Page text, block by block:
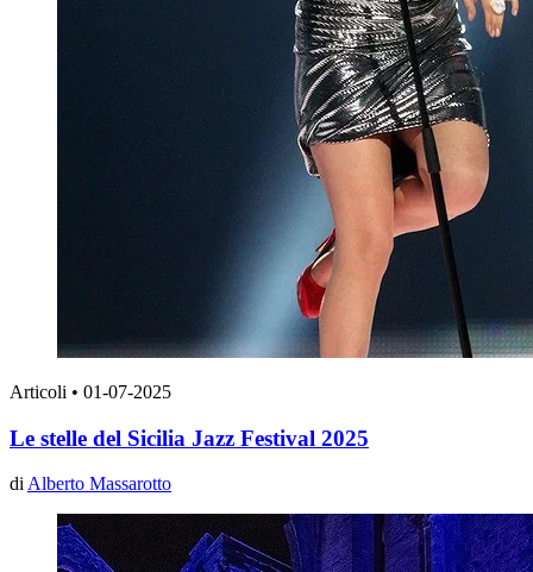
Articoli • 01-07-2025
Le stelle del Sicilia Jazz Festival 2025
diAlberto Massarotto